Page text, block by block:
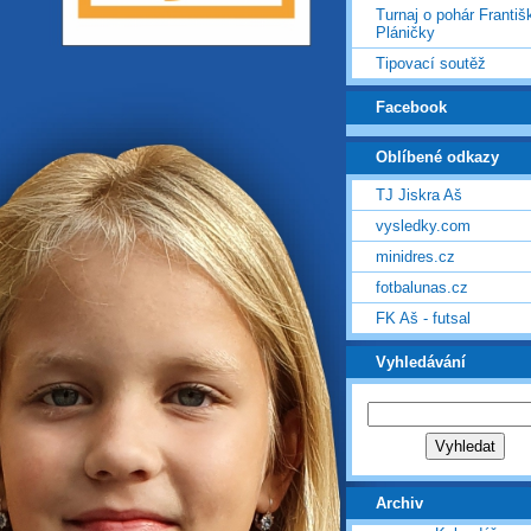
Turnaj o pohár
Pláničky
Tipovací soutěž
Facebook
Oblíbené odkazy
TJ Jiskra Aš
vysledky.com
minidres.cz
fotbalunas.cz
FK Aš - futsal
Vyhledávání
Archiv